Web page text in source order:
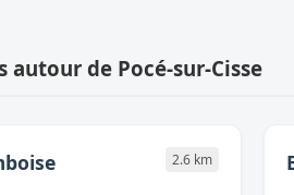
autour de Pocé-sur-Cisse
2.6 km